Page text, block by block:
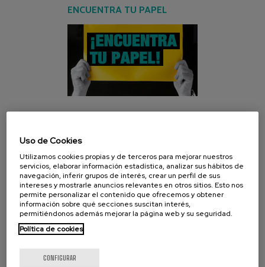
ENCUENTRA TU PAPEL
Uso de Cookies
Utilizamos cookies propias y de terceros para mejorar nuestros
servicios, elaborar información estadística, analizar sus hábitos de
navegación, inferir grupos de interés, crear un perfil de sus
intereses y mostrarle anuncios relevantes en otros sitios. Esto nos
permite personalizar el contenido que ofrecemos y obtener
información sobre qué secciones suscitan interés,
permitiéndonos además mejorar la página web y su seguridad.
Política de cookies
CONFIGURAR